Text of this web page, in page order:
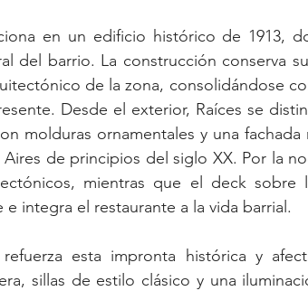
en un edificio histórico de 1913,
del barrio. La construcción conserva
de la zona, consolidándose
Desde el exterior, Raíces se
molduras ornamentales y una
de principios del siglo XX. Por la
mientras que el deck sobre
e integra el restaurante a la vida barrial.
esta impronta histórica y
sillas de estilo clásico y una